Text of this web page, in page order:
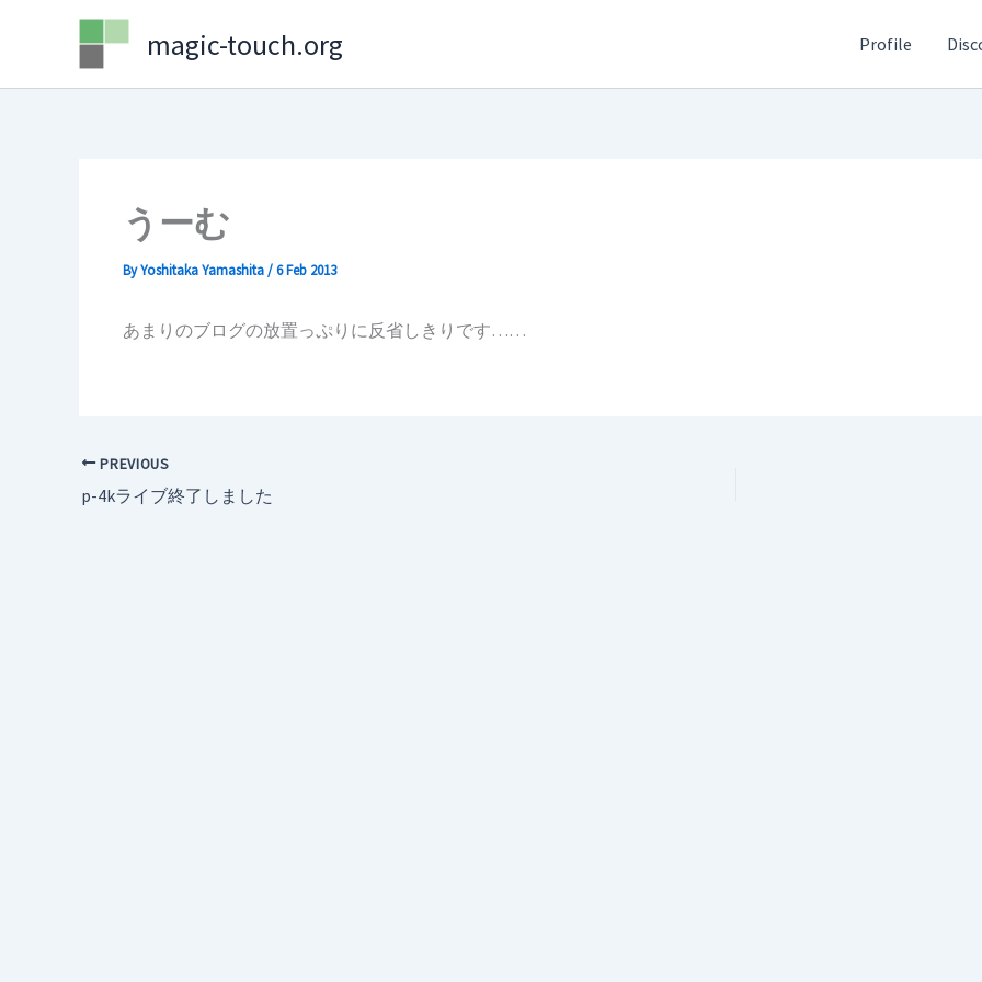
magic-touch.org Profile
うーむ
ByYoshitaka Yamashita/6 Feb 2013
あまりのブログの放置っぷりに反省しきりです……
PREVIOUS
p-4kライブ終了しました